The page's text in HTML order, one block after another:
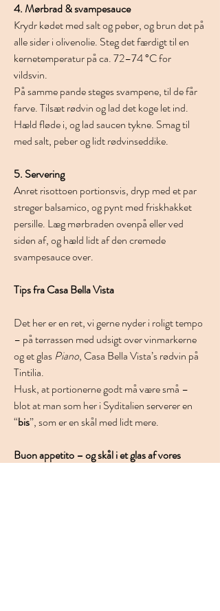
4. Mørbrad & svampesauce
Krydr kødet med salt og peber, og brun det på
alle sider i olivenolie. Steg det færdigt til en
kernetemperatur på ca. 72–74 °C for
vildsvin.
På samme pande steges svampene, til de får
farve. Tilsæt rødvin og lad det koge let ind.
Hæld fløde i, og lad saucen tykne. Smag til
med salt, peber og lidt rødvinseddike.
5. Servering
Anret risottoen portionsvis, dryp med et par
streger balsamico, og pynt med friskhakket
persille. Læg mørbraden ovenpå eller ved
siden af, og hæld lidt af den cremede
svampesauce over.
Tips fra Casa Bella Vista
Det her er en ret, vi gerne nyder i roligt tempo
– på terrassen med udsigt over vinmarkerne
og et glas Piano, Casa Bella Vista’s rødvin på
Tintilia.
Husk, at portionerne godt må være små –
blot at man som her i Syditalien serverer en
“bis”, som er en skål med lidt mere.
Buon appetito – og skål i et glas af vores